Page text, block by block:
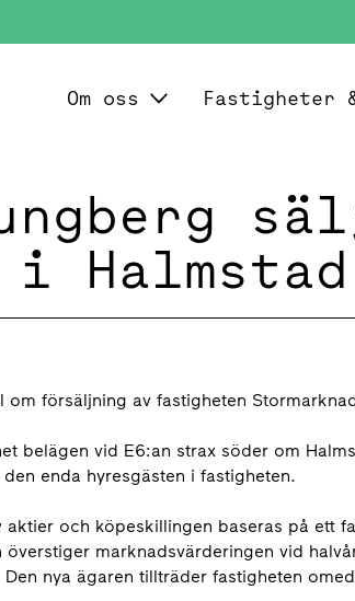
Om oss Fastigheter
Halmstad
försäljning av fastigheten
belägen vid E6:an strax söder om
enda hyresgästen i fastigheten.
och köpeskillingen baseras på ett
marknadsvärderingen vid
nya ägaren tillträder fastigheten